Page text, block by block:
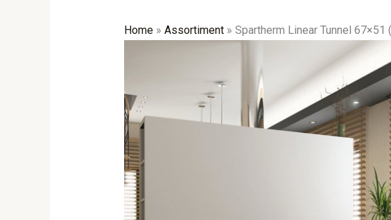
Home» Assortiment» Spartherm Linear Tunnel